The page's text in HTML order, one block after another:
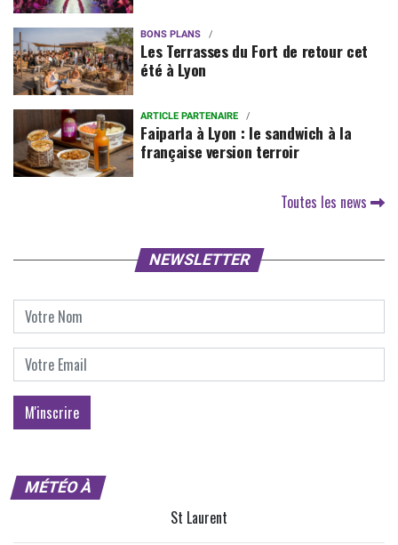
BONS PLANS
Les Terrasses du Fort de retour cet
été à Lyon
ARTICLE PARTENAIRE
Faiparla à Lyon : le sandwich à la
française version terroir
Toutes les news
NEWSLETTER
MÉTÉO À
St Laurent